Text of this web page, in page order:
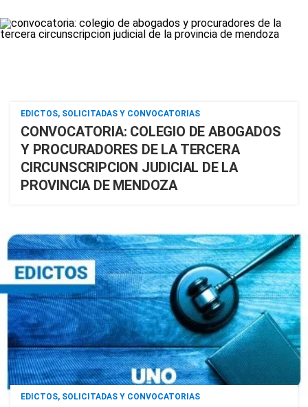
EDICTOS, SOLICITADAS Y CONVOCATORIAS
CONVOCATORIA: COLEGIO DE ABOGADOS
Y PROCURADORES DE LA TERCERA
CIRCUNSCRIPCION JUDICIAL DE LA
PROVINCIA DE MENDOZA
EDICTOS, SOLICITADAS Y CONVOCATORIAS